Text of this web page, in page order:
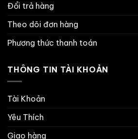
Đổi trả hàng
Theo dõi đơn hàng
Phương thức thanh toán
THÔNG TIN TÀI KHOẢN
Tài Khoản
Yêu Thích
Giao hàng